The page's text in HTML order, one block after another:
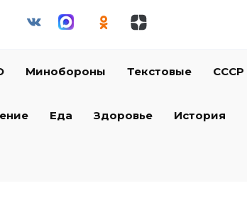
Минобороны Текстовые СССР
Еда Здоровье История